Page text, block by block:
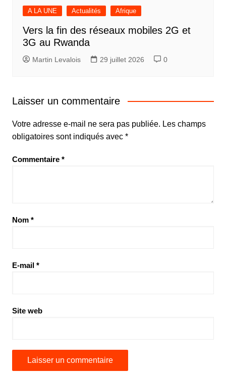
A LA UNE Actualités Afrique
Vers la fin des réseaux mobiles 2G et
3G au Rwanda
Martin Levalois 29 juillet 2026 0
Laisser un commentaire
Votre adresse e-mail ne sera pas publiée. Les champs
obligatoires sont indiqués avec *
Commentaire *
Nom *
E-mail *
Site web